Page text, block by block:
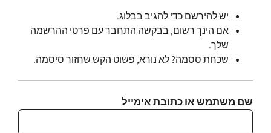
יש להירשם כדי להגיב בבלוג.
אם הינך רשום, בבקשה התחבר עם פרטי ההרשמה
שלך.
שכחת ססמה? לא נורא, פשוט הקש שחזור סיסמה.
שם משתמש או כתובת אימייל